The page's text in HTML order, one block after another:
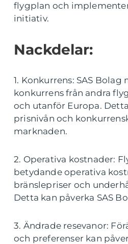
flygplan och
initiativ.
Nackdelar:
1. Konkurrens: SAS Bolag
konkurrens från andra
och utanför Europa.
prisnivån och
marknaden.
2. Operativa kostnader:
betydande operativa
bränslepriser och
Detta kan påverka SAS
3. Ändrade resevanor:
och preferenser kan